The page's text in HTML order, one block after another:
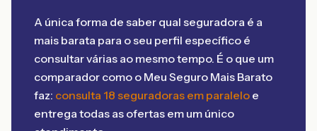
A única forma de saber qual seguradora é a
mais barata para o seu perfil específico é
consultar várias ao mesmo tempo. É o que um
comparador como o Meu Seguro Mais Barato
faz: consulta 18 seguradoras em paralelo e
entrega todas as ofertas em um único